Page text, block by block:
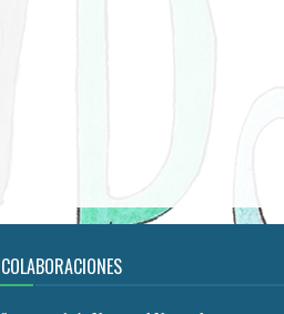
COLABORACIONES